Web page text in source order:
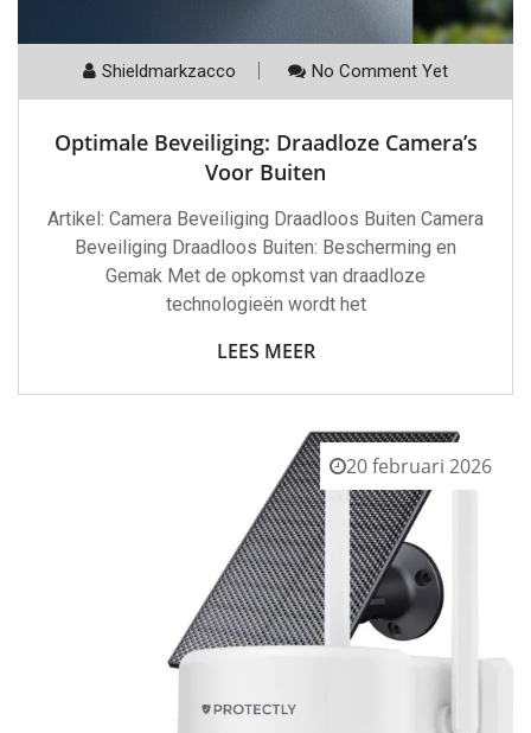
Shieldmarkzacco No Comment Yet
Optimale Beveiliging: Draadloze Camera’s
Voor Buiten
Artikel: Camera Beveiliging Draadloos Buiten Camera
Beveiliging Draadloos Buiten: Bescherming en
Gemak Met de opkomst van draadloze
technologieën wordt het
LEES MEER
20 februari 2026